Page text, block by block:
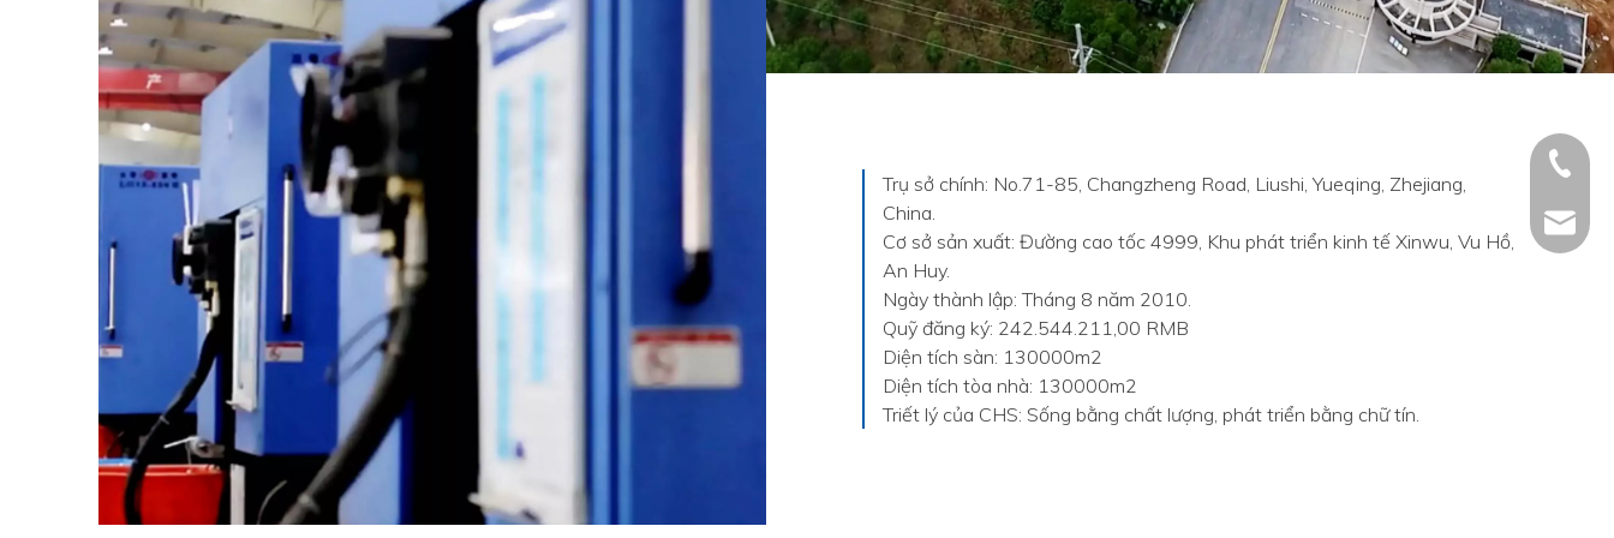
Trụ sở chính: No.71-85, Changzheng Road, Liushi, Yueqing, Zhejiang,
China.
Cơ sở sản xuất: Đường cao tốc 4999, Khu phát triển kinh tế Xinwu, Vu Hồ,
An Huy.
Ngày thành lập: Tháng 8 năm 2010.
Quỹ đăng ký: 242.544.211,00 RMB
Diện tích sàn: 130000m2
Diện tích tòa nhà: 130000m2
Triết lý của CHS: Sống bằng chất lượng, phát triển bằng chữ tín.
+86 -
+86 -